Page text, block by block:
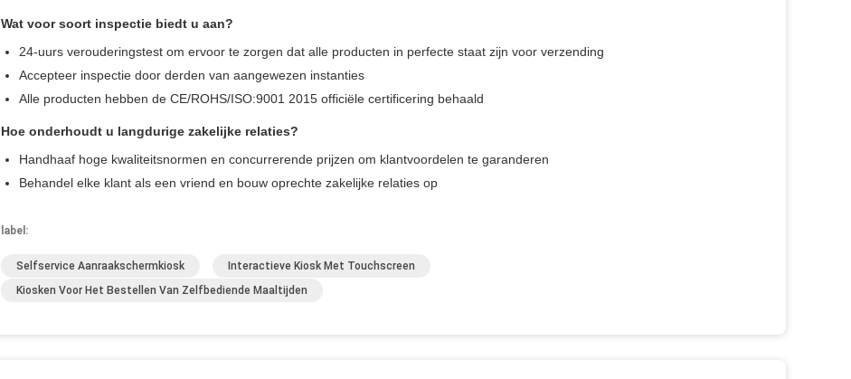
Wat voor soort inspectie biedt u aan?
24-uurs verouderingstest om ervoor te zorgen dat alle producten in perfecte staat zijn voor verzending
Accepteer inspectie door derden van aangewezen instanties
Alle producten hebben de CE/ROHS/ISO:9001 2015 officiële certificering behaald
Hoe onderhoudt u langdurige zakelijke relaties?
Handhaaf hoge kwaliteitsnormen en concurrerende prijzen om klantvoordelen te garanderen
Behandel elke klant als een vriend en bouw oprechte zakelijke relaties op
label:
Selfservice Aanraakschermkiosk
Interactieve Kiosk Met Touchscreen
Kiosken Voor Het Bestellen Van Zelfbediende Maaltijden